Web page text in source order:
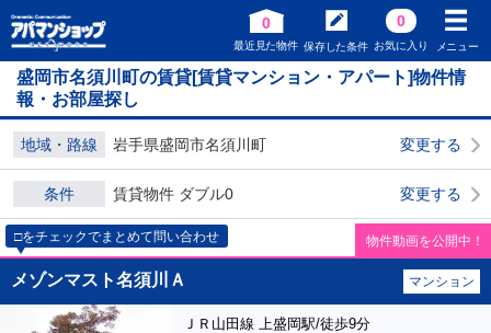
0
最近見た物件 保存した条件
0
お気に入り メニュー
盛岡市名須川町の賃貸[賃貸マンション・アパート]物件情
報・お部屋探し
地域・路線 岩手県盛岡市名須川町 変更する
条件 賃貸物件 ダブル0 変更する
□をチェックでまとめて問い合わせ 物件動画を公開中！
メゾンマスト名須川Ａ マンション
ＪＲ山田線 上盛岡駅/徒歩9分